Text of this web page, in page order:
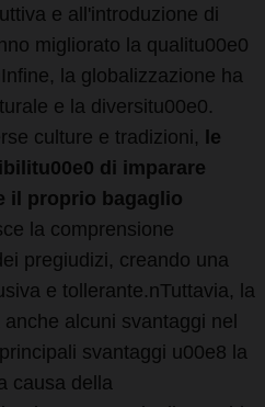
e all'introduzione di
migliorato la qualitu00e0
la globalizzazione ha
e la diversitu00e0.
culture e tradizioni, le
di imparare
il proprio bagaglio
la comprensione
pregiudizi, creando una
e tollerante.nTuttavia, la
alcuni svantaggi nel
svantaggi u00e8 la
causa della